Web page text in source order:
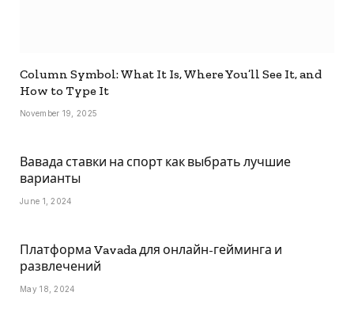
Column Symbol: What It Is, Where You’ll See It, and
How to Type It
November 19, 2025
Вавада ставки на спорт как выбрать лучшие
варианты
June 1, 2024
Платформа Vavada для онлайн-гейминга и
развлечений
May 18, 2024